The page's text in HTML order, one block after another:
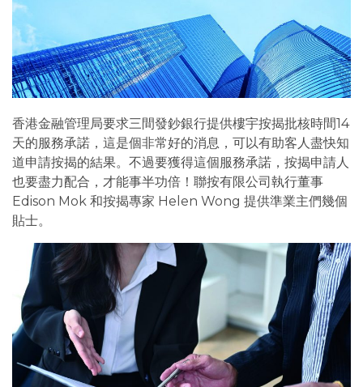
香港金融管理局要求三間發鈔銀行提供樓宇按揭批核時間14
天的服務承諾，這是個非常好的消息，可以有助客人盡快知
道申請按揭的結果。不過要獲得這個服務承諾，按揭申請人
也要盡力配合，才能事半功倍！聯按有限公司執行董事
Edison Mok 和按揭專家 Helen Wong 提供準業主們幾個
貼士。